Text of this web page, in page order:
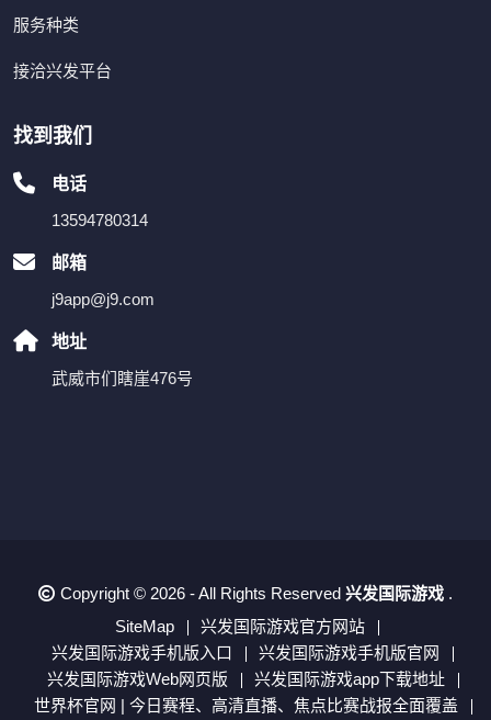
服务种类
接洽兴发平台
找到我们
电话
13594780314
邮箱
j9app@j9.com
地址
武威市们瞎崖476号
Copyright © 2026 - All Rights Reserved 兴发国际游戏 .
SiteMap
兴发国际游戏官方网站
兴发国际游戏手机版入口
兴发国际游戏手机版官网
兴发国际游戏Web网页版
兴发国际游戏app下载地址
世界杯官网 | 今日赛程、高清直播、焦点比赛战报全面覆盖